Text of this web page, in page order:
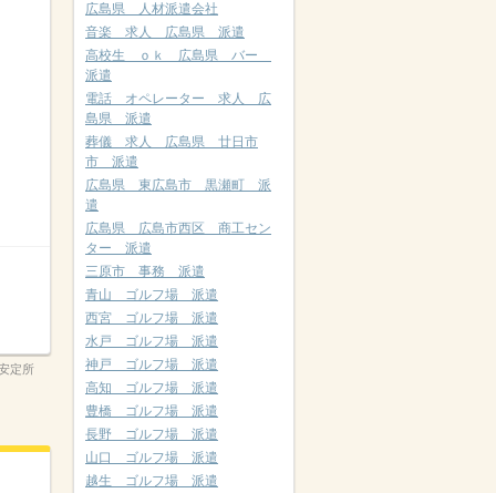
定所
広島県 人材派遣会社
音楽 求人 広島県 派遣
高校生 ｏｋ 広島県 バー
派遣
電話 オペレーター 求人 広
島県 派遣
葬儀 求人 広島県 廿日市
市 派遣
広島県 東広島市 黒瀬町 派
遣
広島県 広島市西区 商工セン
ター 派遣
三原市 事務 派遣
青山 ゴルフ場 派遣
西宮 ゴルフ場 派遣
水戸 ゴルフ場 派遣
神戸 ゴルフ場 派遣
高知 ゴルフ場 派遣
豊橋 ゴルフ場 派遣
長野 ゴルフ場 派遣
山口 ゴルフ場 派遣
越生 ゴルフ場 派遣